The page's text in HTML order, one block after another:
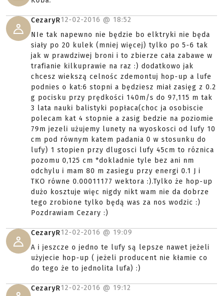
CezaryR12-02-2016 @ 18:52
NIe tak napewno nie będzie bo elktryki nie będa
siały po 20 kulek (mniej więcej) tylko po 5-6 tak
jak w prawdziwej broni i to zbierze cała zabawe w
trafianie kilkuprawie na raz :) dodatkowo jak
chcesz wiekszą celnośc zdemontuj hop-up a lufe
podnies o kat:6 stopni a będziesz miał zasięg z 0.2
g pocisku przy prędkości 140m/s do 97,115 m tak
3 lata nauki balistyki popłaca(choc ja osobiscie
polecam kat 4 stopnie a zasig bedzie na poziomie
79m jezeli użujemy lunety na wyoskosci od lufy 10
cm pod równym katem padania 0 w stosunku do
lufy) 1 stopien przy dlugosci lufy 45cm to róznica
pozomu 0,125 cm *dokladnie tyle bez ani nm
odchylu i mam 80 m zasiegu przy energi 0.1 J i
TKO równe 0.00011177 wektora :).Tylko że hop-up
dużo kosztuje więc nigdy nikt wam nie da dobrze
tego zrobione tylko będą was za nos wodzic :)
Pozdrawiam Cezary :)
CezaryR12-02-2016 @ 19:09
A i jeszcze o jedno te lufy są lepsze nawet jeżeli
użyjecie hop-up ( jeżeli producent nie kłamie co
do tego że to jednolita lufa) :)
CezaryR12-02-2016 @ 19:12